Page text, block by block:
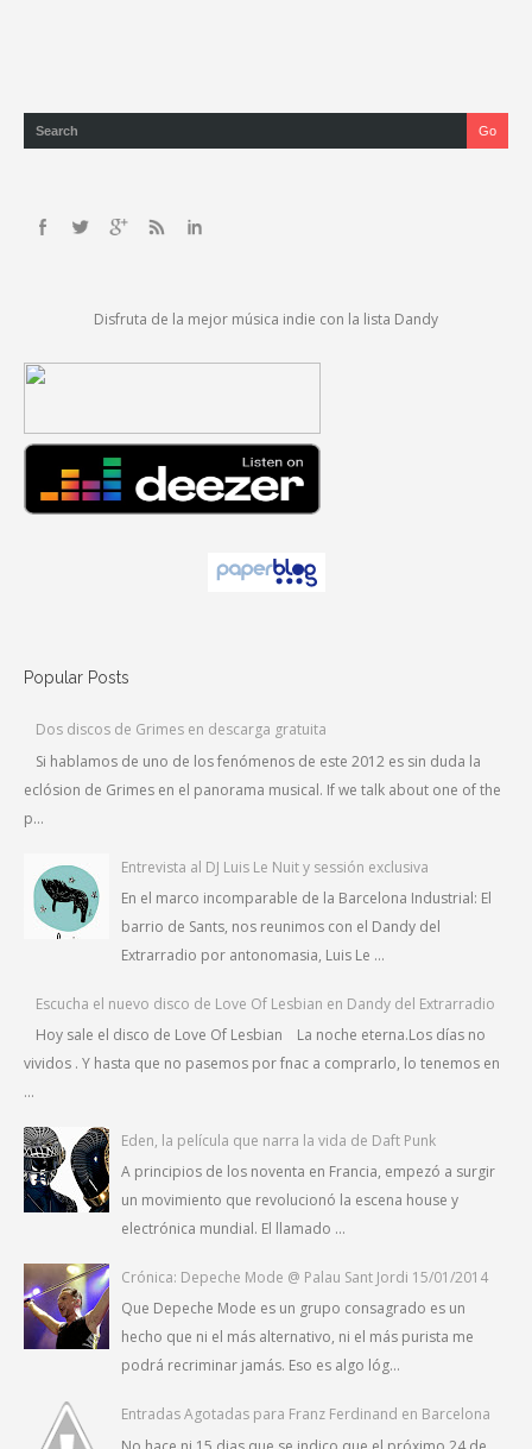
Disfruta de la mejor música indie con la lista Dandy
Popular Posts
Dos discos de Grimes en descarga gratuita
Si hablamos de uno de los fenómenos de este 2012 es sin duda la
eclósion de Grimes en el panorama musical. If we talk about one of the
p...
Entrevista al DJ Luis Le Nuit y sessión exclusiva
En el marco incomparable de la Barcelona Industrial: El
barrio de Sants, nos reunimos con el Dandy del
Extrarradio por antonomasia, Luis Le ...
Escucha el nuevo disco de Love Of Lesbian en Dandy del Extrarradio
Hoy sale el disco de Love Of Lesbian La noche eterna.Los días no
vividos . Y hasta que no pasemos por fnac a comprarlo, lo tenemos en
...
Eden, la película que narra la vida de Daft Punk
A principios de los noventa en Francia, empezó a surgir
un movimiento que revolucionó la escena house y
electrónica mundial. El llamado ...
Crónica: Depeche Mode @ Palau Sant Jordi 15/01/2014
Que Depeche Mode es un grupo consagrado es un
hecho que ni el más alternativo, ni el más purista me
podrá recriminar jamás. Eso es algo lóg...
Entradas Agotadas para Franz Ferdinand en Barcelona